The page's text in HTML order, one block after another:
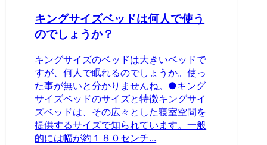
キングサイズベッドは何人で使う
のでしょうか？
キングサイズのベッドは大きいベッドで
すが、何人で眠れるのでしょうか。使っ
た事が無いと分かりませんね。●キング
サイズベッドのサイズと特徴キングサイ
ズベッドは、その広々とした寝室空間を
提供するサイズで知られています。一般
的には幅が約１８０センチ...